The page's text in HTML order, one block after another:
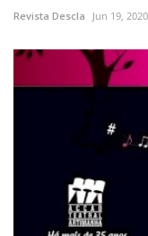
Revista Descla Jun 19, 2020